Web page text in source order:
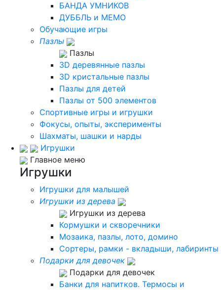
БАНДА УМНИКОВ
ДУББЛЬ и МЕМО
Обучающие игры
Пазлы
Пазлы
3D деревянные пазлы
3D кристальные пазлы
Пазлы для детей
Пазлы от 500 элементов
Спортивные игры и игрушки
Фокусы, опыты, эксперименты
Шахматы, шашки и нарды
Игрушки
Главное меню
Игрушки
Игрушки для малышей
Игрушки из дерева
Игрушки из дерева
Кормушки и скворечники
Мозаика, пазлы, лото, домино
Сортеры, рамки - вкладыши, лабиринты
Подарки для девочек
Подарки для девочек
Банки для напитков. Термосы и